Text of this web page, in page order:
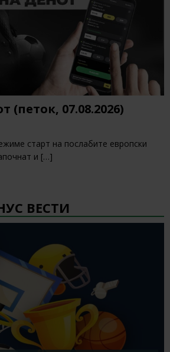
(петок, 07.08.2026)
старт на послабите европски
и […]
ВЕСТИ